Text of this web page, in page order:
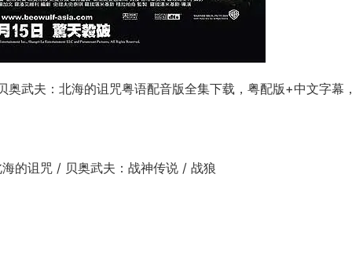
武夫：北海的诅咒粤语配音版全集下载，粤配版+中文字幕，
的诅咒 / 贝奥武夫：战神传说 / 战狼